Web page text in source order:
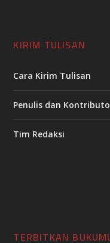
KIRIM TULISAN
Cara Kirim Tulisan
Penulis dan
Tim Redaksi
TERBITKAN